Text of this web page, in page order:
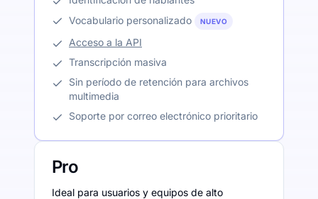
Vocabulario personalizado
NUEVO
Acceso a la API
Transcripción masiva
Sin período de retención para archivos
multimedia
Soporte por correo electrónico prioritario
Pro
Ideal para usuarios y equipos de alto